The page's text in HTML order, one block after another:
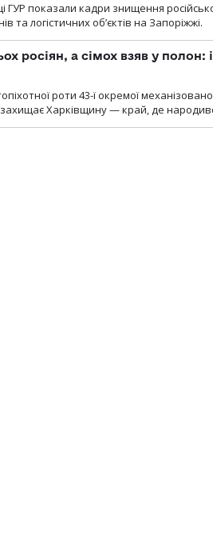
показали кадри знищення
та логістичних об’єктів на Запоріжжі.
росіян, а сімох взяв у полон:
роти 43-ї окремої
Харківщину — край, де